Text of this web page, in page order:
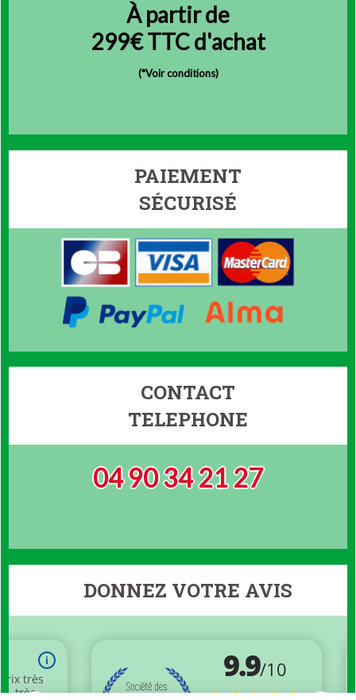
À partir de
299€ TTC d'achat
(*Voir conditions)
PAIEMENT
SÉCURISÉ
CONTACT
TELEPHONE
04 90 34 21 27
DONNEZ VOTRE AVIS